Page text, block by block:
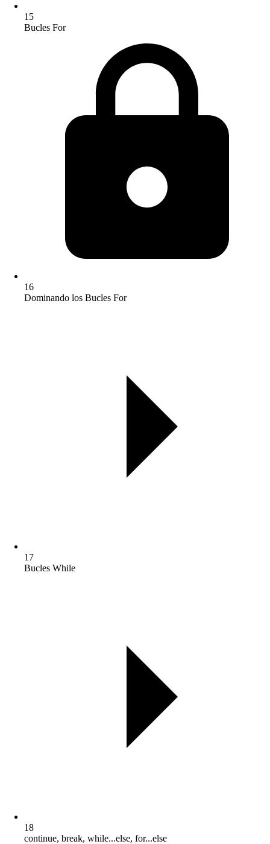
15
Bucles For
16
Dominando los Bucles For
17
Bucles While
18
continue, break, while...else, for...else